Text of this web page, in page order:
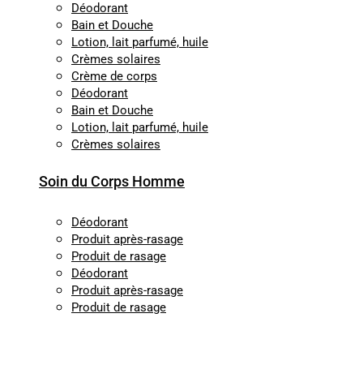
Déodorant
Bain et Douche
Lotion, lait parfumé, huile
Crèmes solaires
Crème de corps
Déodorant
Bain et Douche
Lotion, lait parfumé, huile
Crèmes solaires
Soin du Corps Homme
Déodorant
Produit après-rasage
Produit de rasage
Déodorant
Produit après-rasage
Produit de rasage